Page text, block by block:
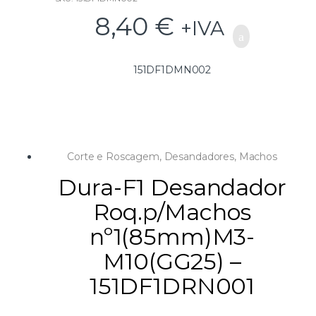
8,40 € +IVA
151DF1DMN002
Corte e Roscagem, Desandadores, Machos
Dura-F1 Desandador
Roq.p/Machos
nº1(85mm)M3-
M10(GG25) –
151DF1DRN001